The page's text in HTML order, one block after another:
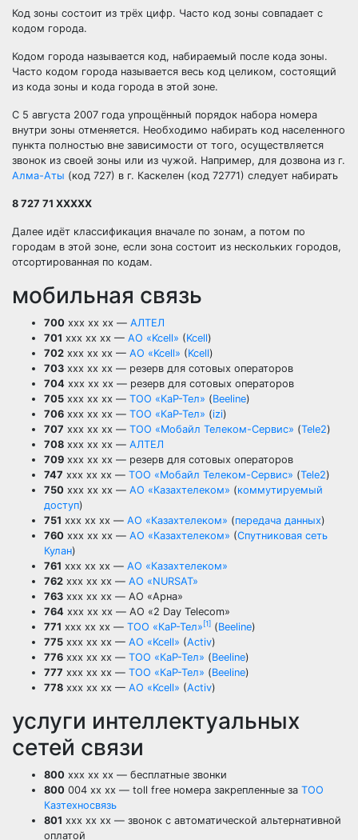
Код зоны состоит из трёх цифр. Часто код зоны совпадает с
кодом города.
Кодом города называется код, набираемый после кода зоны.
Часто кодом города называется весь код целиком, состоящий
из кода зоны и кода города в этой зоне.
С 5 августа 2007 года упрощённый порядок набора номера
внутри зоны отменяется. Необходимо набирать код населенного
пункта полностью вне зависимости от того, осуществляется
звонок из своей зоны или из чужой. Например, для дозвона из г.
Алма-Аты (код 727) в г. Каскелен (код 72771) следует набирать
8 727 71 ХХХХХ
Далее идёт классификация вначале по зонам, а потом по
городам в этой зоне, если зона состоит из нескольких городов,
отсортированная по кодам.
мобильная связь
700 xxx xx xx — АЛТЕЛ
701 xxx xx xx — AO «Kcell» (Kcell)
702 xxx xx xx — AO «Kcell» (Kcell)
703 xxx xx xx — резерв для сотовых операторов
704 xxx xx xx — резерв для сотовых операторов
705 xxx xx xx — ТОО «КаР-Тел» (Beeline)
706 xxx xx xx — ТОО «КаР-Тел» (izi)
707 xxx xx xx — ТОО «Мобайл Телеком-Сервис» (Tele2)
708 xxx xx xx — АЛТЕЛ
709 xxx xx xx — резерв для сотовых операторов
747 xxx xx xx — ТОО «Мобайл Телеком-Сервис» (Tele2)
750 xxx xx xx — АО «Казахтелеком» (коммутируемый
доступ)
751 xxx xx xx — АО «Казахтелеком» (передача данных)
760 xxx xx xx — АО «Казахтелеком» (Спутниковая сеть
Кулан)
761 xxx xx xx — АО «Казахтелеком»
762 xxx xx xx — АО «NURSAT»
763 xxx xx xx — АО «Арна»
764 xxx xx xx — АО «2 Day Telecom»
771 xxx xx xx — ТОО «КаР-Тел» [1] (Beeline)
775 xxx xx xx — AO «Kcell» (Activ)
776 xxx xx xx — ТОО «КаР-Тел» (Beeline)
777 xxx xx xx — ТОО «КаР-Тел» (Beeline)
778 xxx xx xx — AO «Kcell» (Activ)
услуги интеллектуальных
сетей связи
800 xxx xx xx — бесплатные звонки
800 004 xx xx — toll free номера закрепленные за ТОО
Казтехносвязь
801 xxx xx xx — звонок с автоматической альтернативной
оплатой